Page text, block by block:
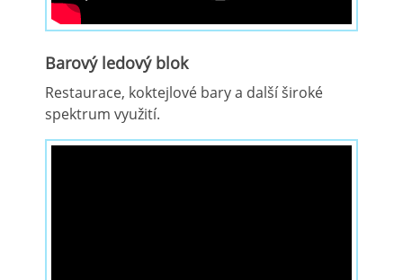
Barový ledový blok
Restaurace, koktejlové bary a další široké
spektrum využití.